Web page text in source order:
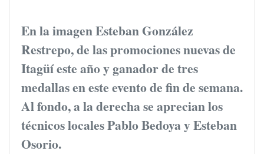
En la imagen Esteban González
Restrepo, de las promociones nuevas de
Itagüí este año y ganador de tres
medallas en este evento de fin de semana.
Al fondo, a la derecha se aprecian los
técnicos locales Pablo Bedoya y Esteban
Osorio.